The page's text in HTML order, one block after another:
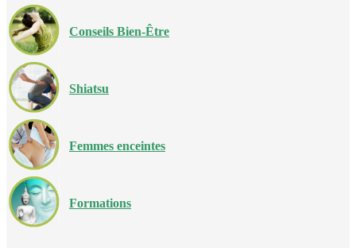
Conseils Bien-Être
Shiatsu
Femmes enceintes
Formations